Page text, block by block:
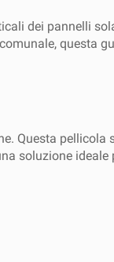
dei pannelli
questa
Questa
soluzione